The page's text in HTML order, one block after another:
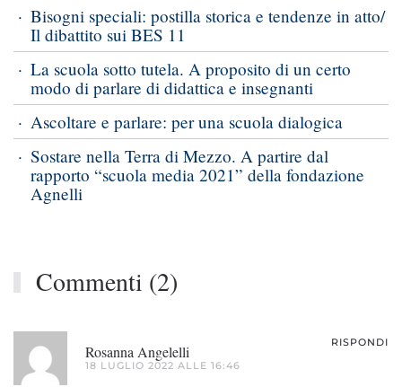
Bisogni speciali: postilla storica e tendenze in atto/
Il dibattito sui BES 11
La scuola sotto tutela. A proposito di un certo
modo di parlare di didattica e insegnanti
Ascoltare e parlare: per una scuola dialogica
Sostare nella Terra di Mezzo. A partire dal
rapporto “scuola media 2021” della fondazione
Agnelli
Commenti (2)
Rosanna Angelelli
18 LUGLIO 2022 ALLE 16:46
RISPONDI